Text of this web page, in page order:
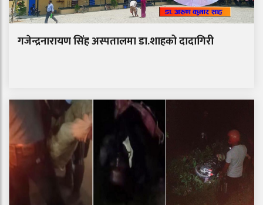
गजेन्द्रनारायण सिंह अस्पतालमा डा.शाहको दादागिरी